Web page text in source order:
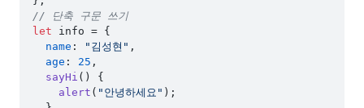
// 단축 구문 쓰기
let info = {
name : "김성현" ,
age : 25 ,
sayHi ( ) {
alert ( "안녕하세요" );